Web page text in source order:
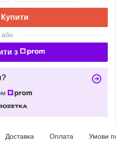
Купити
або
з
Доставка Оплата Умови